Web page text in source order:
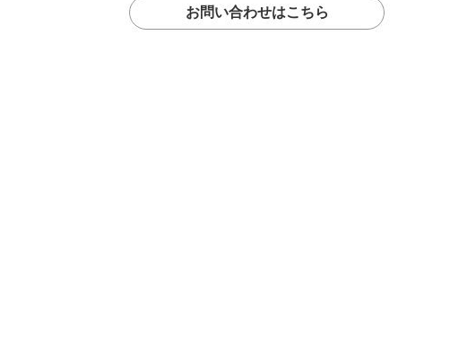
お問い合わせはこちら